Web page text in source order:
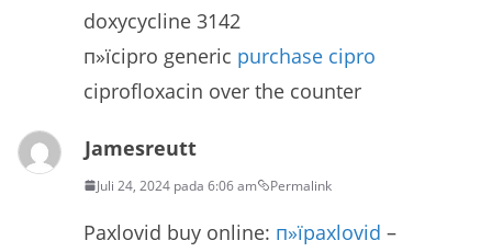
doxycycline 3142
п»їcipro generic purchase cipro
ciprofloxacin over the counter
Jamesreutt
Juli 24, 2024 pada 6:06 am Permalink
Paxlovid buy online: п»їpaxlovid –